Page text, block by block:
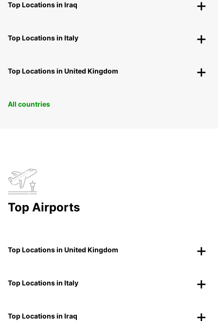
Top Locations in Iraq
Top Locations in Italy
Top Locations in United Kingdom
All countries
Top Airports
Top Locations in United Kingdom
Top Locations in Italy
Top Locations in Iraq